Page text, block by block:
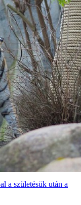
a születésük után a